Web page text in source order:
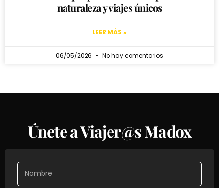
naturaleza y viajes únicos
LEER MÁS »
06/05/2026 No hay comentarios
Únete a Viajer@s Madox